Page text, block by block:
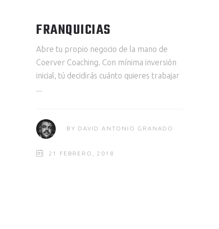
FRANQUICIAS
Abre tu propio negocio de la mano de
Coerver Coaching. Con mínima inversión
inicial, tú decidirás cuánto quieres trabajar
BY DAVID ANTONIO GRANADO
21 FEBRERO, 2018